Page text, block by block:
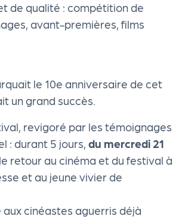
de qualité : compétition de
avant-premières, films
le 10e anniversaire de cet
un grand succès.
revigoré par les témoignages
: durant 5 jours, du mercredi 21
retour au cinéma et du festival à
et au jeune vivier de
cinéastes aguerris déjà